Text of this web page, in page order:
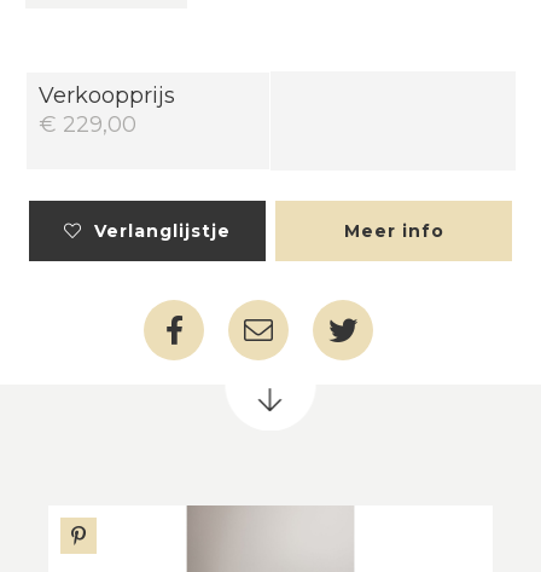
Verkoopprijs
€ 229,00
Verlanglijstje Meer info